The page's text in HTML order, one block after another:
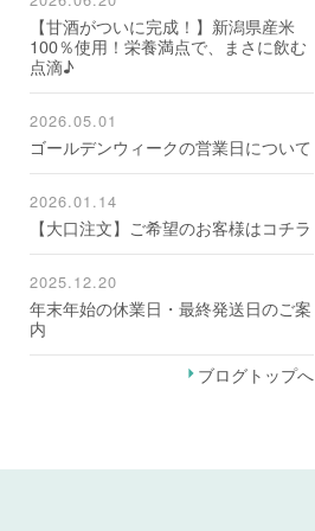
【甘酒がついに完成！】新潟県産米
100％使用！栄養満点で、まさに飲む
点滴♪
2026.05.01
ゴールデンウィークの営業日について
2026.01.14
【大口注文】ご希望のお客様はコチラ
2025.12.20
年末年始の休業日・最終発送日のご案
内
ブログトップへ